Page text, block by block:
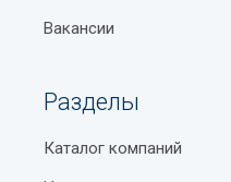
Вакансии
Разделы
Каталог компаний